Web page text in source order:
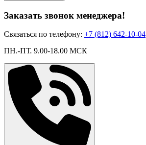
Заказать звонок менеджера!
Связаться по телефону: +7 (812) 642-10-04
ПН.-ПТ. 9.00-18.00 МСК